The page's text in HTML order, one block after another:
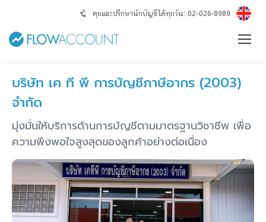
คุยและปรึกษานักบัญชีได้ทุกวัน: 02-026-8989
บริษัท เค ที พี การบัญชีภาษีอากร (2003)
จำกัด
มุ่งมั่นให้บริการด้านการบัญชีตามมาตรฐานวิชาชีพ เพื่อ
ความพึงพอใจสูงสุดของลูกค้าอย่างต่อเนื่อง